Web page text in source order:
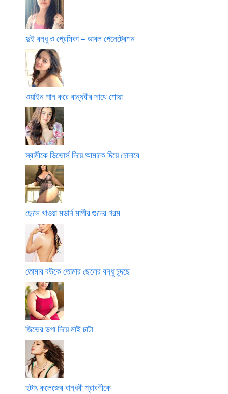
দুই বন্ধু ও প্রেমিকা – ডাবল পেনেট্রেশন
ওয়াইন পান করে বান্ধবীর সাথে শোয়া
স্বামীকে ডিভোর্স দিয়ে আমাকে দিয়ে চোদাবে
ছেলে খাওয়া মডার্ন মাগীর গুদের গরম
তোমার বউকে তোমার ছেলের বন্ধু চুদছে
জিভের ডগা দিয়ে মাই চাটা
হটাৎ কলেজের বান্ধবী শ্রাবণীকে